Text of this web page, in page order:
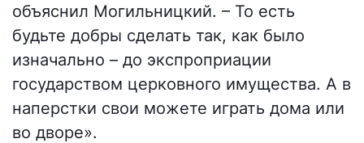
объяснил Могильницкий. – То есть
будьте добры сделать так, как было
изначально – до экспроприации
государством церковного имущества. А в
наперстки свои можете играть дома или
во дворе».